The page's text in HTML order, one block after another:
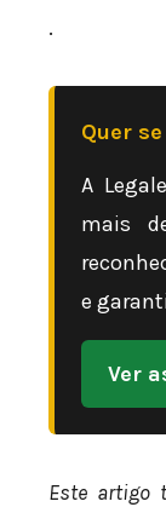
.
Quer
A
mais
e
Ver
Este artigo